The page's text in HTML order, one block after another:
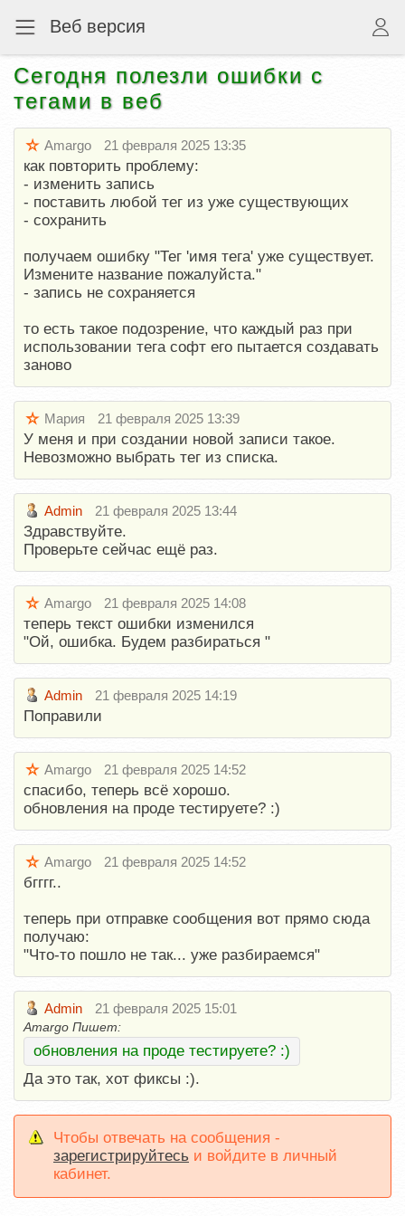
Веб версия
Сегодня полезли ошибки с
тегами в веб
Amargo 21 февраля 2025 13:35
как повторить проблему:
- изменить запись
- поставить любой тег из уже существующих
- сохранить
получаем ошибку "Тег 'имя тега' уже существует.
Измените название пожалуйста."
- запись не сохраняется
то есть такое подозрение, что каждый раз при
использовании тега софт его пытается создавать
заново
Мария 21 февраля 2025 13:39
У меня и при создании новой записи такое.
Невозможно выбрать тег из списка.
Admin 21 февраля 2025 13:44
Здравствуйте.
Проверьте сейчас ещё раз.
Amargo 21 февраля 2025 14:08
теперь текст ошибки изменился
"Ой, ошибка. Будем разбираться "
Admin 21 февраля 2025 14:19
Поправили
Amargo 21 февраля 2025 14:52
спасибо, теперь всё хорошо.
обновления на проде тестируете? :)
Amargo 21 февраля 2025 14:52
бгггг..
теперь при отправке сообщения вот прямо сюда
получаю:
"Что-то пошло не так... уже разбираемся"
Admin 21 февраля 2025 15:01
Amargo Пишет:
обновления на проде тестируете? :)
Да это так, хот фиксы :).
Чтобы отвечать на сообщения -
зарегистрируйтесь и войдите в личный
кабинет.